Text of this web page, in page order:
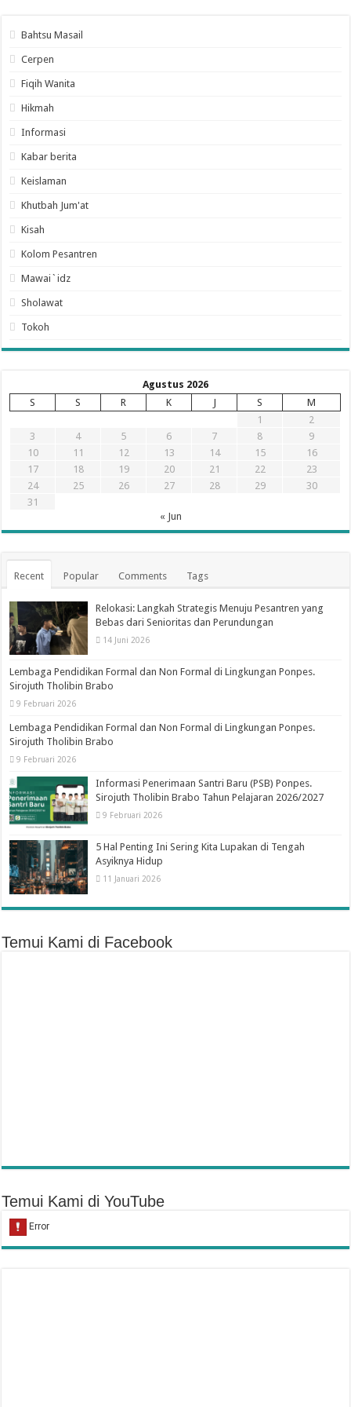
Bahtsu Masail
Cerpen
Fiqih Wanita
Hikmah
Informasi
Kabar berita
Keislaman
Khutbah Jum'at
Kisah
Kolom Pesantren
Mawai`idz
Sholawat
Tokoh
Agustus 2026
S
S R K J S
M
1
2
3
4 5 6 7 8
9
10
11 12 13 14 15
16
17
18 19 20 21 22
23
24
25 26 27 28 29
30
31
« Jun
Recent Popular Comments Tags
Relokasi: Langkah Strategis Menuju Pesantren yang
Bebas dari Senioritas dan Perundungan
14 Juni 2026
Lembaga Pendidikan Formal dan Non Formal di Lingkungan Ponpes.
Sirojuth Tholibin Brabo
9 Februari 2026
Lembaga Pendidikan Formal dan Non Formal di Lingkungan Ponpes.
Sirojuth Tholibin Brabo
9 Februari 2026
Informasi Penerimaan Santri Baru (PSB) Ponpes.
Sirojuth Tholibin Brabo Tahun Pelajaran 2026/2027
9 Februari 2026
5 Hal Penting Ini Sering Kita Lupakan di Tengah
Asyiknya Hidup
11 Januari 2026
Temui Kami di Facebook
Temui Kami di YouTube